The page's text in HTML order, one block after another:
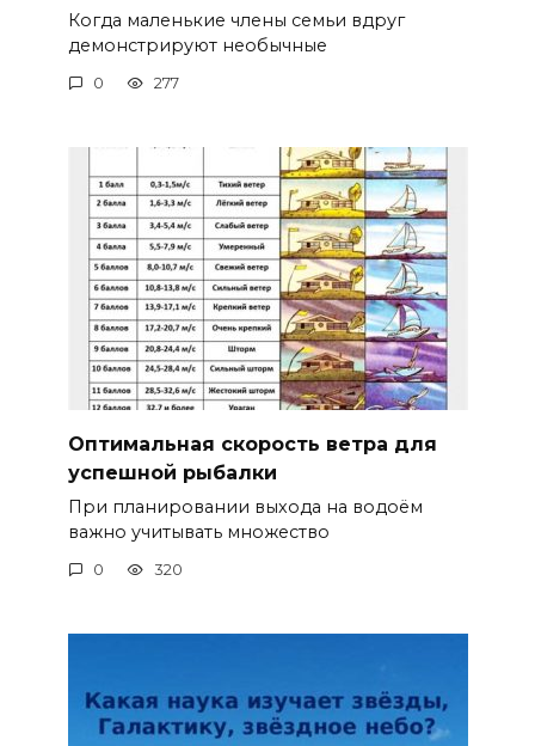
Когда маленькие члены семьи вдруг
демонстрируют необычные
0 277
Оптимальная скорость ветра для
успешной рыбалки
При планировании выхода на водоём
важно учитывать множество
0 320